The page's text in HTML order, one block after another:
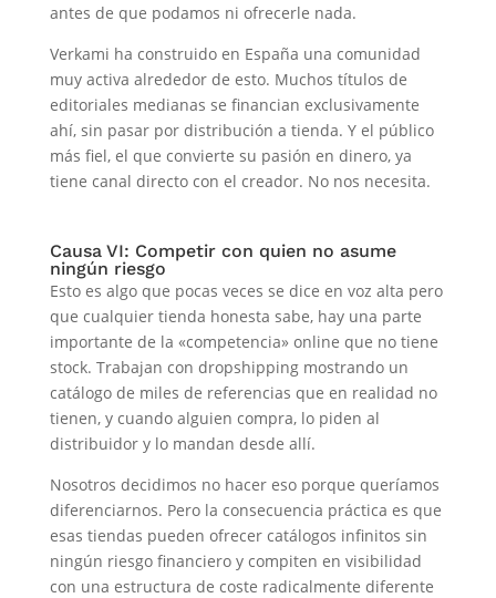
antes de que podamos ni ofrecerle nada.
Verkami ha construido en España una comunidad
muy activa alrededor de esto. Muchos títulos de
editoriales medianas se financian exclusivamente
ahí, sin pasar por distribución a tienda. Y el público
más fiel, el que convierte su pasión en dinero, ya
tiene canal directo con el creador. No nos necesita.
Causa VI: Competir con quien no asume
ningún riesgo
Esto es algo que pocas veces se dice en voz alta pero
que cualquier tienda honesta sabe, hay una parte
importante de la «competencia» online que no tiene
stock. Trabajan con dropshipping mostrando un
catálogo de miles de referencias que en realidad no
tienen, y cuando alguien compra, lo piden al
distribuidor y lo mandan desde allí.
Nosotros decidimos no hacer eso porque queríamos
diferenciarnos. Pero la consecuencia práctica es que
esas tiendas pueden ofrecer catálogos infinitos sin
ningún riesgo financiero y compiten en visibilidad
con una estructura de coste radicalmente diferente